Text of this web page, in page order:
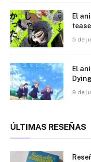
El
5 de
El
9 de
ÚLTIMAS RESEÑAS